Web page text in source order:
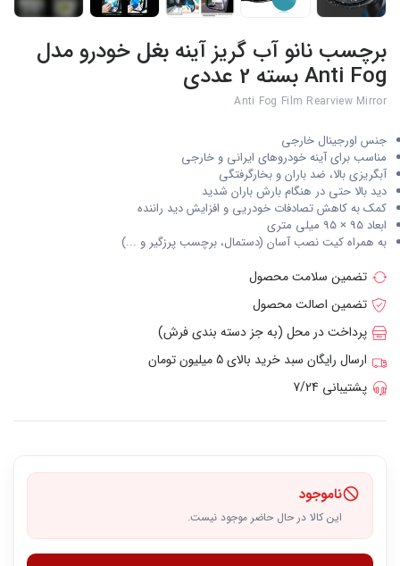
برچسب نانو آب گریز آینه بغل خودرو مدل
Anti Fog بسته 2 عددی
Anti Fog Film Rearview Mirror
جنس اورجینال خارجی
مناسب برای آینه خودروهای ایرانی و خارجی
آبگریزی بالا، ضد باران و بخارگرفتگی
دید بالا حتی در هنگام بارش باران شدید
کمک به کاهش تصادفات خودریی و افزایش دید راننده
ابعاد 95 × 95 میلی متری
به همراه کیت نصب آسان (دستمال، برچسب پرزگیر و ...)
تضمین سلامت محصول
تضمین اصالت محصول
پرداخت در محل (به جز دسته بندی فرش)
ارسال رایگان سبد خرید بالای 5 میلیون تومان
پشتیبانی 7/24
ناموجود
این کالا در حال حاضر موجود نیست.